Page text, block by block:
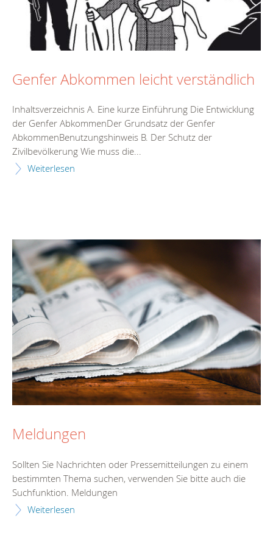
Genfer Abkommen leicht verständlich
Inhaltsverzeichnis A. Eine kurze Einführung Die Entwicklung
der Genfer AbkommenDer Grundsatz der Genfer
AbkommenBenutzungshinweis B. Der Schutz der
Zivilbevölkerung Wie muss die...
Weiterlesen
Meldungen
Sollten Sie Nachrichten oder Pressemitteilungen zu einem
bestimmten Thema suchen, verwenden Sie bitte auch die
Suchfunktion. Meldungen
Weiterlesen